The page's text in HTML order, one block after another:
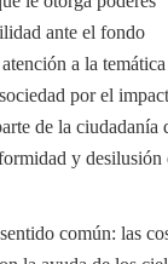
ante el fondo
a la
por el
de la ciudadanía
y desilusión
común: las